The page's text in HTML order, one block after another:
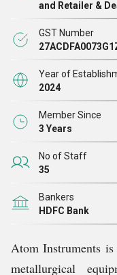
मशीन, केमिकल
उपकरण, और बहुत कुछ।
and Retailer &
GST Number
Year of
2024
Member Since
3 Years
No of Staff
35
Bankers
HDFC Bank
Atom Instruments
metallurgical